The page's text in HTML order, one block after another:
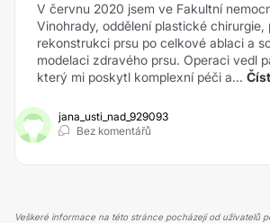
V červnu 2020 jsem ve Fakultní
Vinohrady, oddělení plastické chirurgie,
rekonstrukci prsu po celkové ablaci a
modelaci zdravého prsu. Operaci vedl
který mi poskytl komplexní péči a...
jana_usti_nad_929093
Bez komentářů
Veškeré informace na této stránce pocházejí od uživatelů